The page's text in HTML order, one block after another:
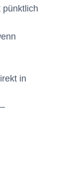
pünktlich
in